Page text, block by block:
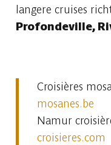
langere cruises
Profondeville,
Croisières
mosanes.be
Namur
croisieres.com